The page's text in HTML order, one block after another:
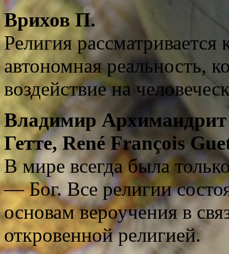
Врихов П.
Религия рассматривается
автономная реальность,
воздействие на
Владимир
Гетте,René François
В мире всегда была
— Бог. Все религии
основам вероучения в
откровенной религией.